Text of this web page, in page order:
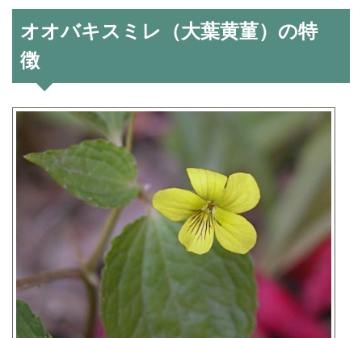
オオバキスミレ（大葉黄菫）の特
徴